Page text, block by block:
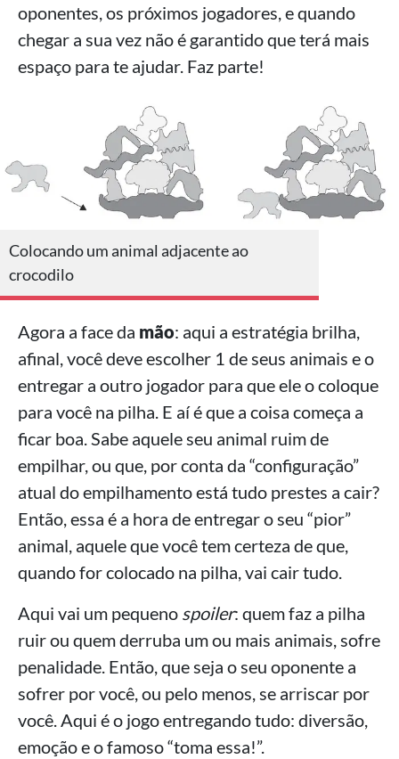
oponentes, os próximos jogadores, e quando
chegar a sua vez não é garantido que terá mais
espaço para te ajudar. Faz parte!
Colocando um animal adjacente ao
crocodilo
Agora a face da mão: aqui a estratégia brilha,
afinal, você deve escolher 1 de seus animais e o
entregar a outro jogador para que ele o coloque
para você na pilha. E aí é que a coisa começa a
ficar boa. Sabe aquele seu animal ruim de
empilhar, ou que, por conta da “configuração”
atual do empilhamento está tudo prestes a cair?
Então, essa é a hora de entregar o seu “pior”
animal, aquele que você tem certeza de que,
quando for colocado na pilha, vai cair tudo.
Aqui vai um pequeno spoiler: quem faz a pilha
ruir ou quem derruba um ou mais animais, sofre
penalidade. Então, que seja o seu oponente a
sofrer por você, ou pelo menos, se arriscar por
você. Aqui é o jogo entregando tudo: diversão,
emoção e o famoso “toma essa!”.